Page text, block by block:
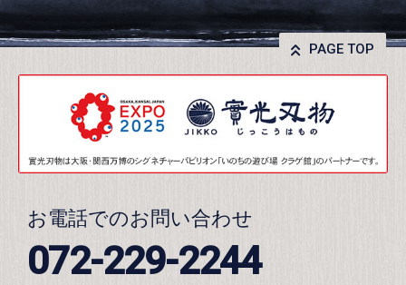
PAGE TOP
お電話でのお問い合わせ
072-229-2244